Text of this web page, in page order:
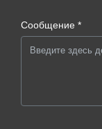
Сообщение *